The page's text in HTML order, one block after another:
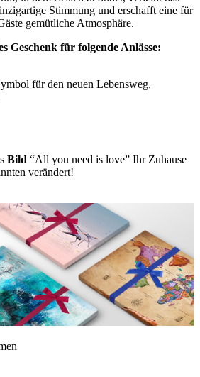
Stimmung und erschafft eine für
gemütliche Atmosphäre.
Geschenk für folgende Anlässe:
für den neuen Lebensweg,
Bild “All you need is love” Ihr Zuhause
verändert!